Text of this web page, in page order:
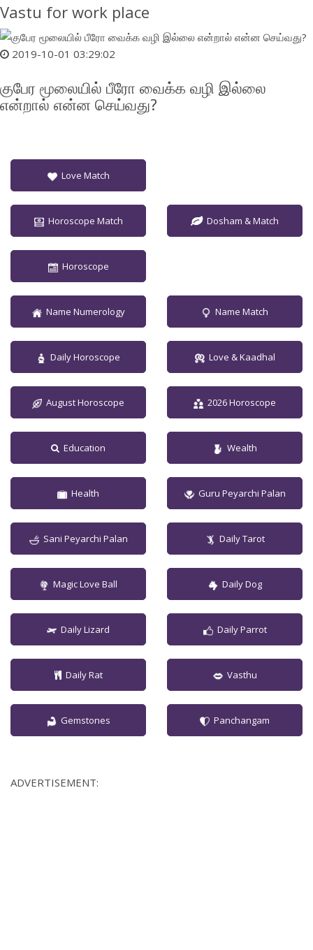
Vastu for work place
2019-10-01 03:29:02
குபேர மூலையில் பீரோ வைக்க வழி இல்லை
என்றால் என்ன செய்வது?
Love Match
Horoscope Match Dosham & Match
Horoscope
Name Numerology Name Match
Daily Horoscope Love & Kaadhal
August Horoscope 2026 Horoscope
Education Wealth
Health Guru Peyarchi Palan
Sani Peyarchi Palan Daily Tarot
Magic Love Ball Daily Dog
Daily Lizard Daily Parrot
Daily Rat Vasthu
Gemstones Panchangam
ADVERTISEMENT: